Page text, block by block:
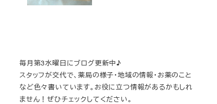
毎月第3水曜日にブログ更新中♪
スタッフが交代で、薬局の様子・地域の情報・お薬のこと
など色々書いています。お役に立つ情報があるかもしれ
ません！ぜひチェックしてください。